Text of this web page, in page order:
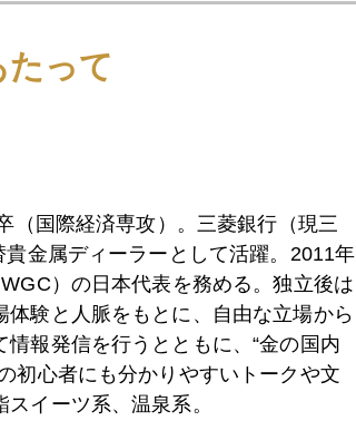
は必須
経平均４万円時代も
って
（国際経済専攻）。三菱銀行（現三
金属ディーラーとして活躍。2011年
）の日本代表を務める。独立後は
験と人脈をもとに、自由な立場から
報発信を行うとともに、“金の国内
初心者にも分かりやすいトークや文
イーツ系、温泉系。